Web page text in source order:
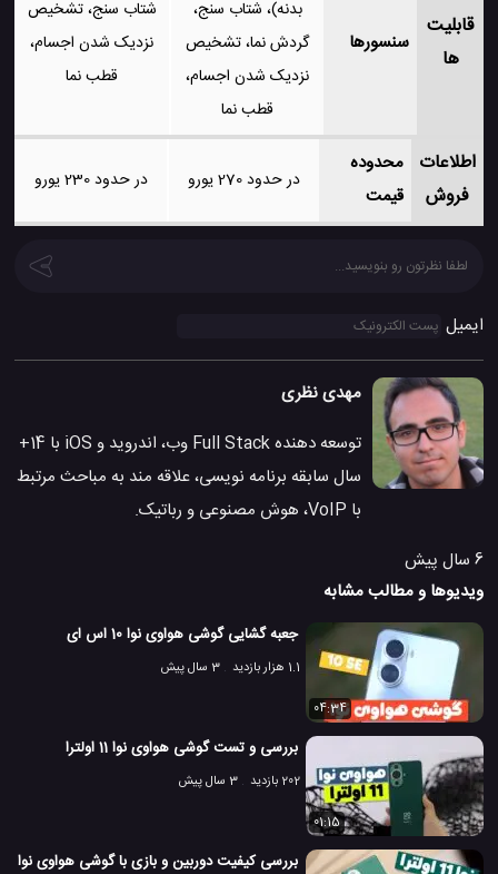
قابلیت
ها
سنسورها
بدنه)، شتاب سنج،
گردش نما، تشخیص
نزدیک شدن اجسام،
قطب نما
شتاب سنج، تشخیص
نزدیک شدن اجسام،
قطب نما
اطلاعات
فروش
محدوده
قیمت
در حدود 270 یورو در حدود 230 یورو
ایمیل
مهدی نظری
توسعه دهنده Full Stack وب، اندروید و iOS با 14+
سال سابقه برنامه نویسی، علاقه مند به مباحث مرتبط
با VoIP، هوش مصنوعی و رباتیک.
6 سال پیش
ویدیوها و مطالب مشابه
جعبه گشایی گوشی هواوی نوا 10 اس ای
1.1 هزار بازدید 3 سال پیش
04:34
بررسی و تست گوشی هواوی نوا 11 اولترا
202 بازدید 3 سال پیش
01:15
بررسی کیفیت دوربین و بازی با گوشی هواوی نوا